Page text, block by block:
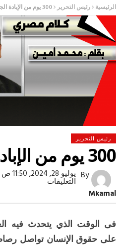
الرئيسية رئيس التحرير 300 يوم من الإبادة الجماعية
رئيس التحرير
300 يوم من الإبادة الجماعية
By
Mkamal
يوليو 28, 2024, 11:50 ص
التعليقاتعلى
من
الجماعية
مغلقة
فى الوقت الذي يتحدث فيه
على حقوق الإنسان تواصل